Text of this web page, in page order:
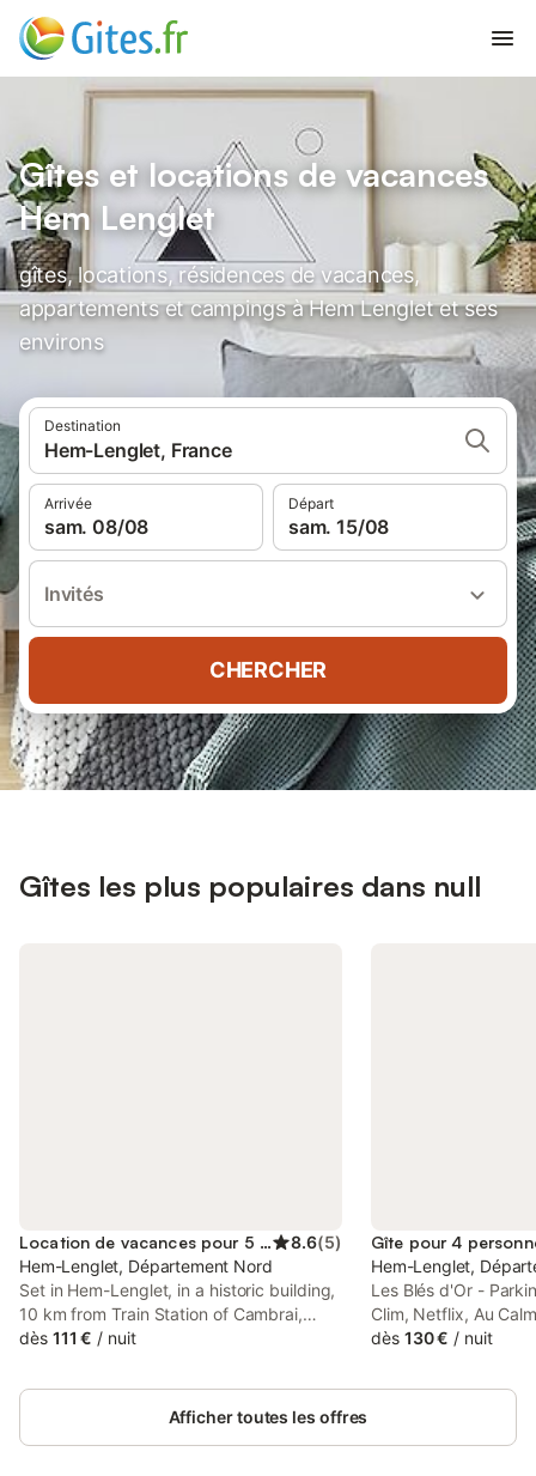
Gîtes et locations de vacances
Hem Lenglet
gîtes, locations, résidences de vacances,
appartements et campings à Hem Lenglet et ses
environs
Destination
Hem-Lenglet, France
Arrivée
sam. 08/08
Départ
sam. 15/08
Invités
CHERCHER
Gîtes les plus populaires dans null
Location de vacances pour 5 personnes 8.6(5)
Hem-Lenglet, Département Nord
Set in Hem-Lenglet, in a historic building,
10 km from Train Station of Cambrai,
L'acacias is a holiday home with a garden
offers access to a patio, free private
parking and free WiFi.
dès 111 € / nuit
Gîte pour 4
Hem-Lenglet,
Les Blés d'Or -
Clim, Netflix, Au
terrace, is set in
from Valenciennes
dès 130 € / nuit
Afficher toutes les offres